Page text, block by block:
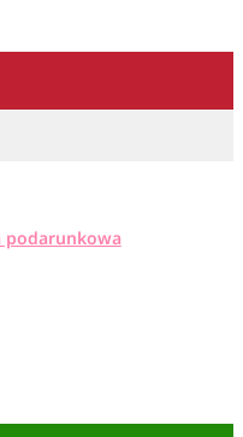
podarunkowa